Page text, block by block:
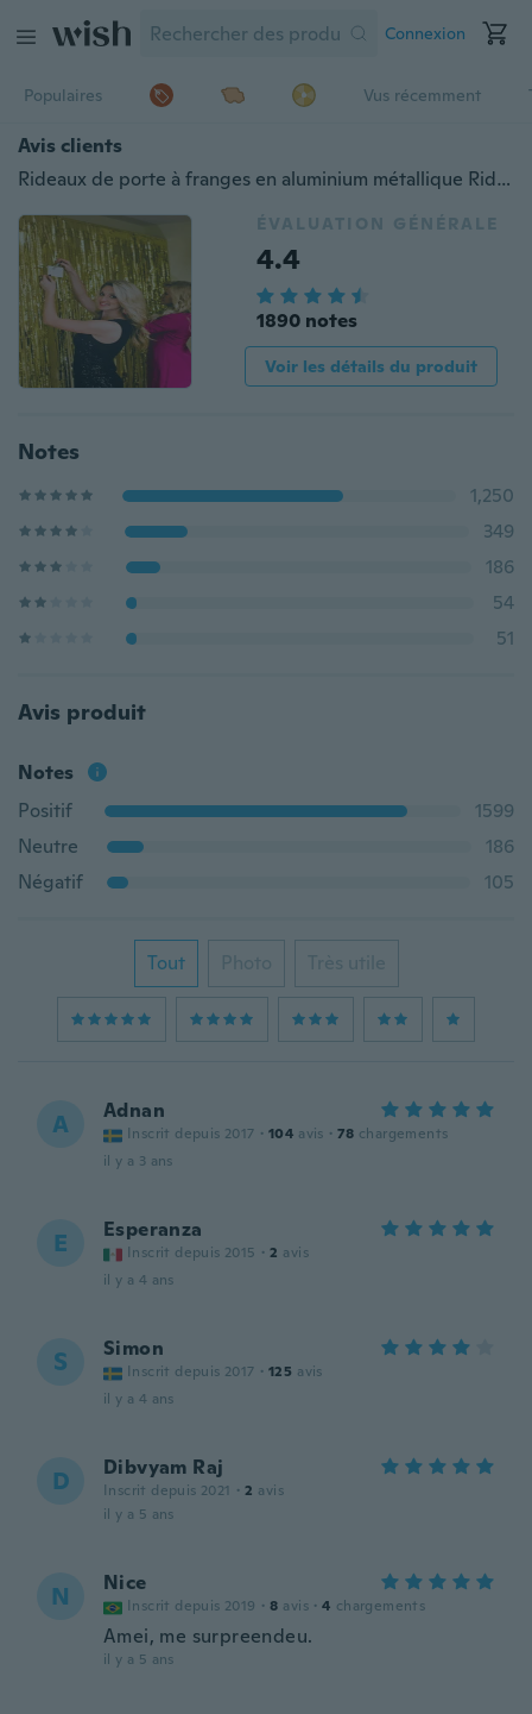
Connexion
Populaires Vus récemment
Avis clients
Rideaux de porte à franges en aluminium métallique Rideaux de porte Party/Noël/ Anniversaire/Mariage Accessoires pour cabines photo Arrière-plan 1M*2M
ÉVALUATION GÉNÉRALE
4.4
1890 notes
Voir les détails du produit
Notes
1,250
349
186
54
51
Avis produit
Notes
Positif
1599
Neutre
186
Négatif
105
Tout Photo Très utile
A Adnan
Inscrit depuis 2017 · 104 avis · 78 chargements
il y a 3 ans
E Esperanza
Inscrit depuis 2015 · 2 avis
il y a 4 ans
S Simon
Inscrit depuis 2017 · 125 avis
il y a 4 ans
D Dibvyam Raj
Inscrit depuis 2021 · 2 avis
il y a 5 ans
N Nice
Inscrit depuis 2019 · 8 avis · 4 chargements
Amei, me surpreendeu.
il y a 5 ans